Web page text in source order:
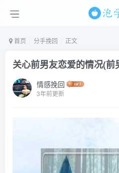
首页 分手挽回 正文
关心前男友恋爱的情况(前
情感挽回
3年前更新